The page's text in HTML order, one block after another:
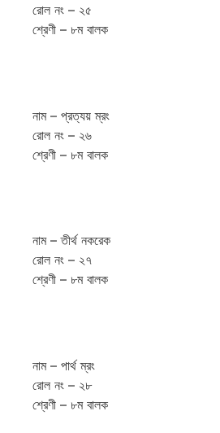
রোল নং – ২৫
শ্রেণী – ৮ম বালক
নাম – প্রত্যয় ম্রং
রোল নং – ২৬
শ্রেণী – ৮ম বালক
নাম – তীর্থ নকরেক
রোল নং – ২৭
শ্রেণী – ৮ম বালক
নাম – পার্থ ম্রং
রোল নং – ২৮
শ্রেণী – ৮ম বালক